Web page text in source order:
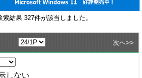
索結果 327件が該当しました。
次へ>>
しない